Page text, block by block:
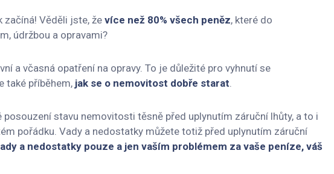
Věděli jste, že více než 80% všech peněz, které do
údržbou a opravami?
a včasná opatření na opravy. To je důležité pro vyhnutí se
také příběhem, jak se o nemovitost dobře starat.
stavu nemovitosti těsně před uplynutím záruční lhůty, a to i
pořádku. Vady a nedostatky můžete totiž před uplynutím záruční
a nedostatky pouze a jen vaším problémem za vaše peníze, váš